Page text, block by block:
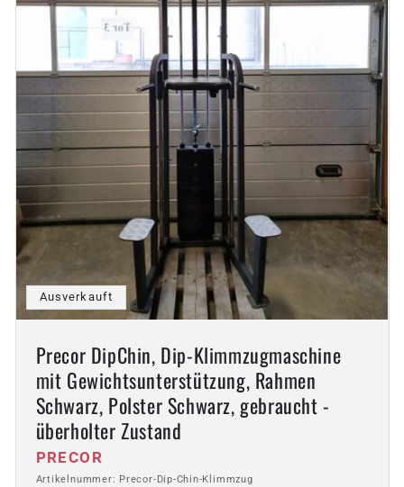
Ausverkauft
Precor DipChin, Dip-Klimmzugmaschine
mit Gewichtsunterstützung, Rahmen
Schwarz, Polster Schwarz, gebraucht -
überholter Zustand
Anbieter:
PRECOR
Artikelnummer: Precor-Dip-Chin-Klimmzug